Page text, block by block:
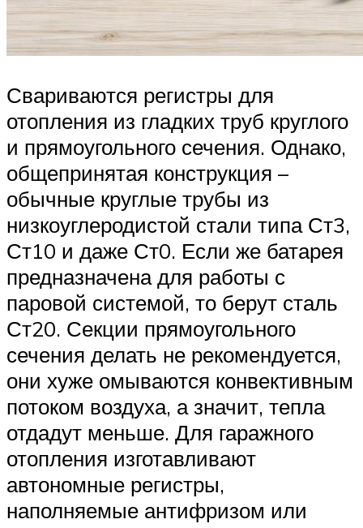
Свариваются регистры для
отопления из гладких труб круглого
и прямоугольного сечения. Однако,
общепринятая конструкция –
обычные круглые трубы из
низкоуглеродистой стали типа Ст3,
Ст10 и даже Ст0. Если же батарея
предназначена для работы с
паровой системой, то берут сталь
Ст20. Секции прямоугольного
сечения делать не рекомендуется,
они хуже омываются конвективным
потоком воздуха, а значит, тепла
отдадут меньше. Для гаражного
отопления изготавливают
автономные регистры,
наполняемые антифризом или